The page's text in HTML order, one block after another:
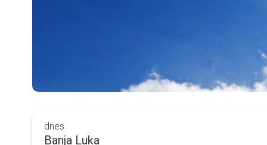
dnes
Banja Luka